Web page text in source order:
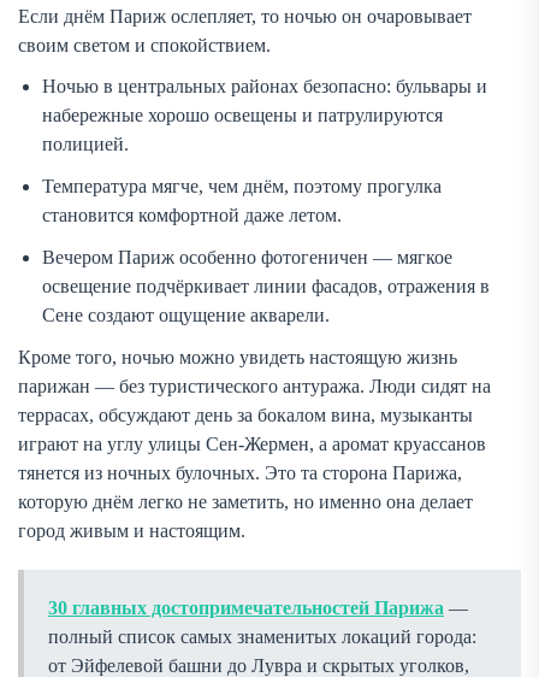
Если днём Париж ослепляет, то ночью он очаровывает
своим светом и спокойствием.
Ночью в центральных районах безопасно: бульвары и
набережные хорошо освещены и патрулируются
полицией.
Температура мягче, чем днём, поэтому прогулка
становится комфортной даже летом.
Вечером Париж особенно фотогеничен — мягкое
освещение подчёркивает линии фасадов, отражения в
Сене создают ощущение акварели.
Кроме того, ночью можно увидеть настоящую жизнь
парижан — без туристического антуража. Люди сидят на
террасах, обсуждают день за бокалом вина, музыканты
играют на углу улицы Сен-Жермен, а аромат круассанов
тянется из ночных булочных. Это та сторона Парижа,
которую днём легко не заметить, но именно она делает
город живым и настоящим.
30 главных достопримечательностей Парижа —
полный список самых знаменитых локаций города:
от Эйфелевой башни до Лувра и скрытых уголков,